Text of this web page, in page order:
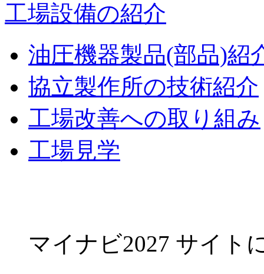
工場設備の紹介
油圧機器製品(部品)紹
協立製作所の技術紹介
工場改善への取り組み
工場見学
マイナビ2027 サイト